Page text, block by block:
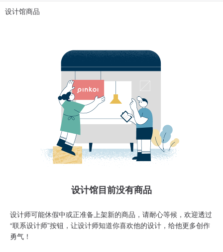
设计馆商品
设计馆目前没有商品
设计师可能休假中或正准备上架新的商品，请耐心等候，欢迎透过
“联系设计师”按钮，让设计师知道你喜欢他的设计，给他更多创作
勇气！